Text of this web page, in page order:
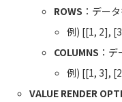
ROWS ：デー
例) [[1, 2],
COLUMNS ：
例) [[1, 3],
VALUE RENDER